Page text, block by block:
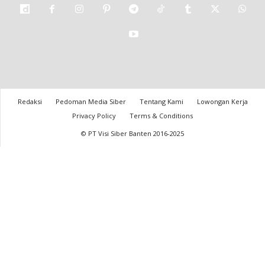
Redaksi Pedoman Media Siber Tentang Kami
Lowongan Kerja
Privacy Policy
Terms & Conditions
© PT Visi Siber Banten 2016-2025